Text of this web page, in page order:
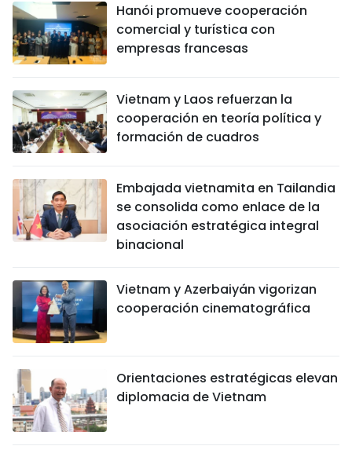
Hanói promueve cooperación
comercial y turística con
empresas francesas
Vietnam y Laos refuerzan la
cooperación en teoría política y
formación de cuadros
Embajada vietnamita en Tailandia
se consolida como enlace de la
asociación estratégica integral
binacional
Vietnam y Azerbaiyán vigorizan
cooperación cinematográfica
Orientaciones estratégicas elevan
diplomacia de Vietnam